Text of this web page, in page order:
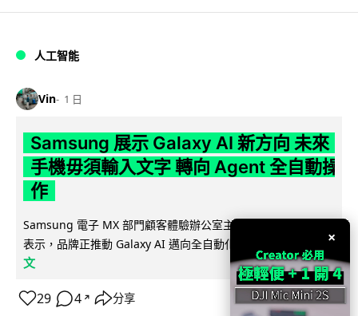
人工智能
Vin 1 日
Samsung 展示 Galaxy AI 新方向 未來
手機毋須輸入文字 轉向 Agent 全自動操
作
Samsung 電子 MX 部門顧客體驗辦公室主管兼副總裁 Jay Kim
表示，品牌正推動 Galaxy AI 邁向全自動化 Agent...
文
29 4 ↗ 分享
×